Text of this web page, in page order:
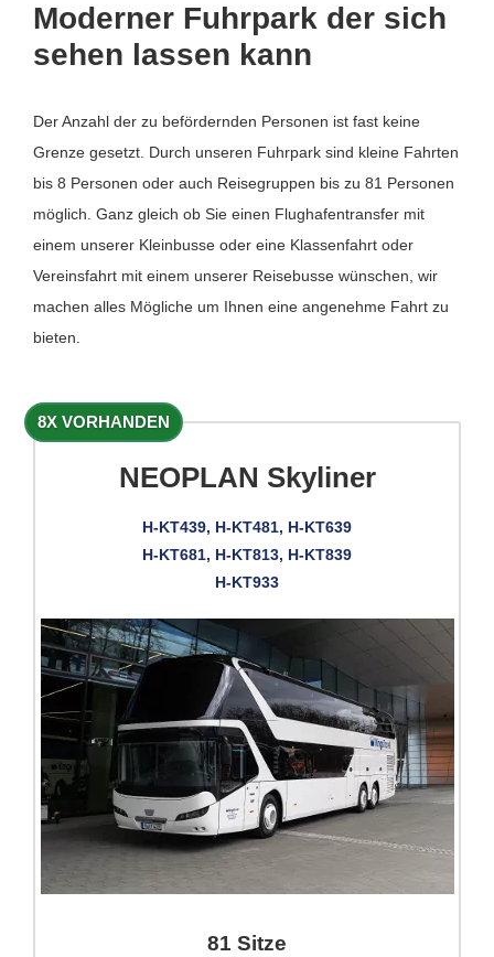
Moderner Fuhrpark der sich
sehen lassen kann
Der Anzahl der zu befördernden Personen ist fast keine
Grenze gesetzt. Durch unseren Fuhrpark sind kleine Fahrten
bis 8 Personen oder auch Reisegruppen bis zu 81 Personen
möglich. Ganz gleich ob Sie einen Flughafentransfer mit
einem unserer Kleinbusse oder eine Klassenfahrt oder
Vereinsfahrt mit einem unserer Reisebusse wünschen, wir
machen alles Mögliche um Ihnen eine angenehme Fahrt zu
bieten.
8X VORHANDEN
NEOPLAN Skyliner
H-KT439, H-KT481, H-KT639
H-KT681, H-KT813, H-KT839
H-KT933
81 Sitze